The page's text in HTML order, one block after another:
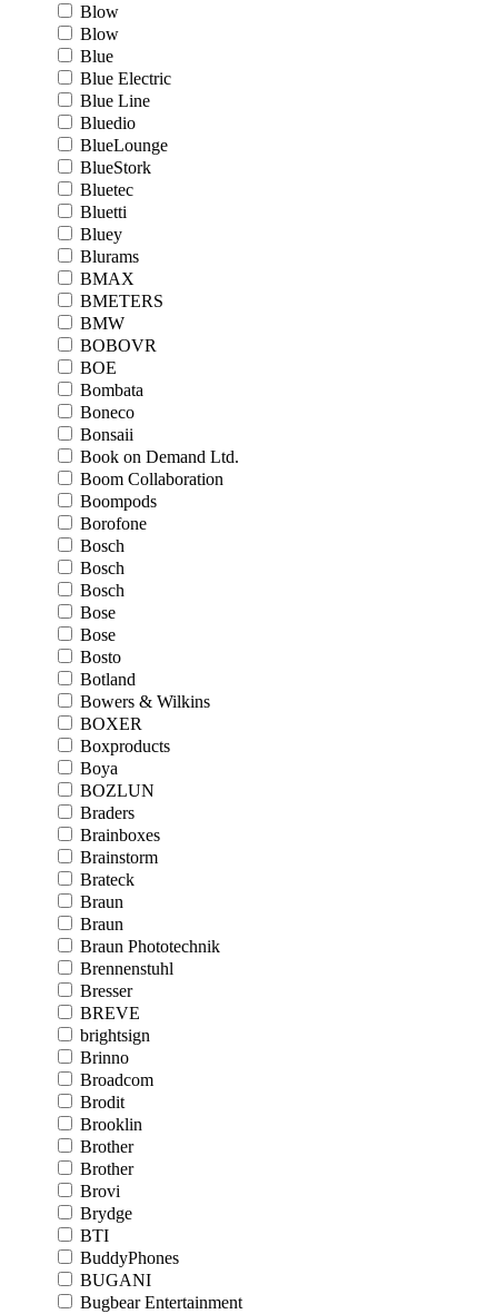
Blow
Blow
Blue
Blue Electric
Blue Line
Bluedio
BlueLounge
BlueStork
Bluetec
Bluetti
Bluey
Blurams
BMAX
BMETERS
BMW
BOBOVR
BOE
Bombata
Boneco
Bonsaii
Book on Demand Ltd.
Boom Collaboration
Boompods
Borofone
Bosch
Bosch
Bosch
Bose
Bose
Bosto
Botland
Bowers & Wilkins
BOXER
Boxproducts
Boya
BOZLUN
Braders
Brainboxes
Brainstorm
Brateck
Braun
Braun
Braun Phototechnik
Brennenstuhl
Bresser
BREVE
brightsign
Brinno
Broadcom
Brodit
Brooklin
Brother
Brother
Brovi
Brydge
BTI
BuddyPhones
BUGANI
Bugbear Entertainment